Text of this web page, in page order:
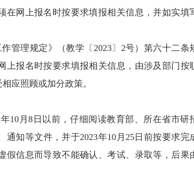
在网上报名时按要求填报相关信息，并如实填
管理规定》（教学〔2023〕2号）第六十二条
上报名时按要求填报相关信息，由涉及部门按
应照顾或加分政策。
10月8日以前，仔细阅读教育部、所在省市研
知等文件，并于2023年10月25日前按要求完
假信息而导致不能确认、考试、录取等，后果